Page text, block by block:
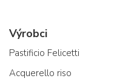
Výrobci
Pastificio Felicetti
Acquerello riso